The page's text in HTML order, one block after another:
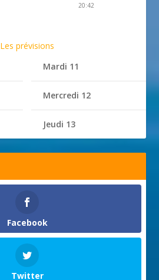
20:42
Les prévisions
Mardi 11
Mercredi 12
Jeudi 13
Facebook
Twitter